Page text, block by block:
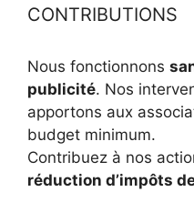
CONTRIBUTIONS
Nous fonctionnons
publicité. Nos
apportons aux
budget minimum.
Contribuez à nos
réduction d’impôts